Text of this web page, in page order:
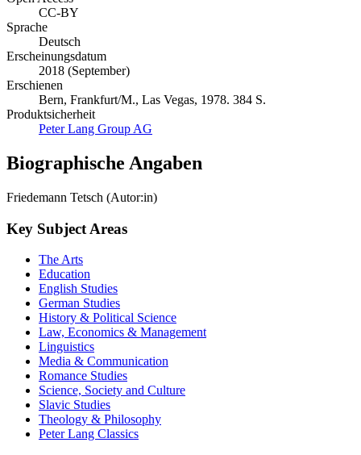
CC-BY
Sprache
Deutsch
Erscheinungsdatum
2018 (September)
Erschienen
Bern, Frankfurt/M., Las Vegas, 1978. 384 S.
Produktsicherheit
Peter Lang Group AG
Biographische Angaben
Friedemann Tetsch (Autor:in)
Key Subject Areas
The Arts
Education
English Studies
German Studies
History & Political Science
Law, Economics & Management
Linguistics
Media & Communication
Romance Studies
Science, Society and Culture
Slavic Studies
Theology & Philosophy
Peter Lang Classics